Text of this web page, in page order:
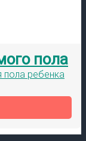
пола
пола ребенка